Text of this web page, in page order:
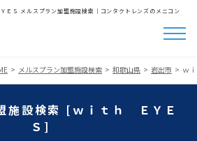
ＥＳ メルスプラン加盟施設検索│コンタクトレンズのメニコン
メルスプラン加盟施設検索 和歌山県 岩出市 ｗ
施設検索 [ｗｉｔｈ ＥＹＥ
Ｓ]